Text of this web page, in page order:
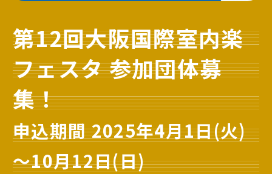
第12回大阪国際室内楽
フェスタ 参加団体募
集！
申込期間 2025年4月1日(火)
～10月12日(日)